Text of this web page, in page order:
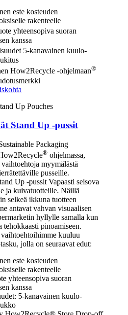
este kosteuden
rakenteelle
yhteensopiva suoran
kanssa
5-kanavainen kuulo-
How2Recycle -ohjelmaan®
Stand Up -pussit
Packaging
® ohjelmassa,
myymälästä
pusseille.
Up -pussit Vapaasti seisova
ja kuivatuotteille. Näillä
selkeä ikkuna tuotteen
antavat vahvan visuaalisen
hyllylle samalla kun
tehokkaasti pinoamiseen.
kuuluu
jolla on seuraavat edut:
este kosteuden
rakenteelle
yhteensopiva suoran
kanssa
5-kanavainen kuulo-